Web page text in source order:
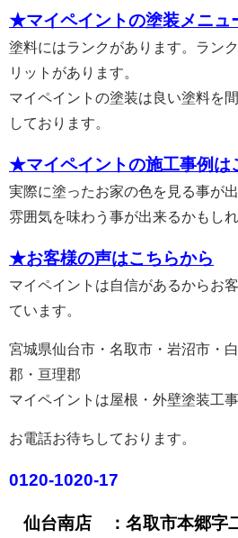
★マイペイントの塗装メニュ
塗料にはランクがあります。ラン
リットがあります。
マイペイントの塗装は良い塗料を
しております。
★マイペイントの施工事例は
実際に塗ったお家の色を見る事が出
雰囲気を味わう事が出来るかもしれ
★お客様の声はこちらから
マイペイントは自信があるからお
ています。
宮城県仙台市・名取市・岩沼市・
郡・亘理郡
マイペイントは屋根・外壁塗装工
お電話お待ちしております。
0120-1020-17
仙台南店 ：名取市本郷字